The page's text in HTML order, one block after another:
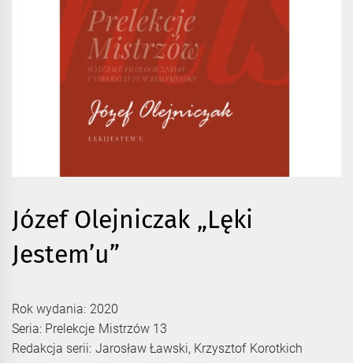
Józef Olejniczak „Lęki
Jestem’u”
Rok wydania: 2020
Seria: Prelekcje Mistrzów 13
Redakcja serii: Jarosław Ławski, Krzysztof Korotkich